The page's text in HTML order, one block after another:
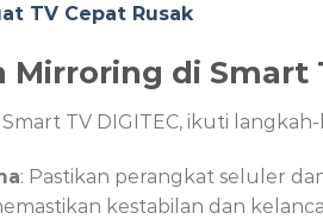
TV Cepat Rusak
di Smart
TV DIGITEC, ikuti
: Pastikan perangkat seluler
kestabilan dan